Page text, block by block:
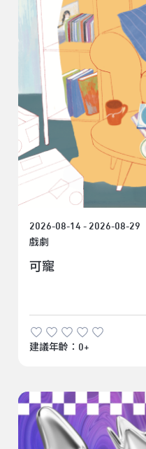
2026-08-14 - 2026-08-29
戲劇
可寵
建議年齡：0+